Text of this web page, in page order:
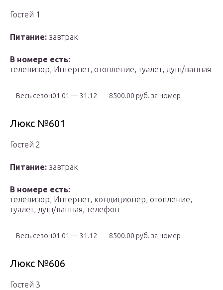
Гостей 1
Питание: завтрак
В номере есть:
телевизор, Интернет, отопление, туалет, душ/ванная
Весь сезон01.01 — 31.12 8500.00 руб. за номер
Люкс №601
Гостей 2
Питание: завтрак
В номере есть:
телевизор, Интернет, кондиционер, отопление,
туалет, душ/ванная, телефон
Весь сезон01.01 — 31.12 8500.00 руб. за номер
Люкс №606
Гостей 3